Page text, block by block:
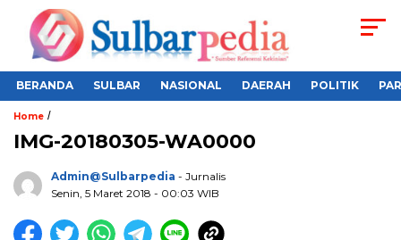
BERANDA SULBAR NASIONAL DAERAH POLITIK
Home /
IMG-20180305-WA0000
Admin@sulbarpedia - Jurnalis
Senin, 5 Maret 2018 - 00:03 WIB